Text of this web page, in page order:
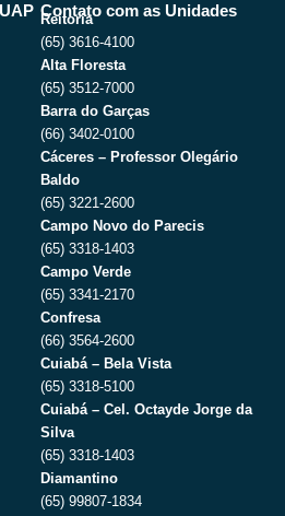
Contato com as Unidades
Reitoria
(65) 3616-4100
Alta Floresta
(65) 3512-7000
Barra do Garças
(66) 3402-0100
Cáceres – Professor Olegário
Baldo
(65) 3221-2600
Campo Novo do Parecis
(65) 3318-1403
Campo Verde
(65) 3341-2170
Confresa
(66) 3564-2600
Cuiabá – Bela Vista
(65) 3318-5100
Cuiabá – Cel. Octayde Jorge da
Silva
(65) 3318-1403
Diamantino
(65) 99807-1834